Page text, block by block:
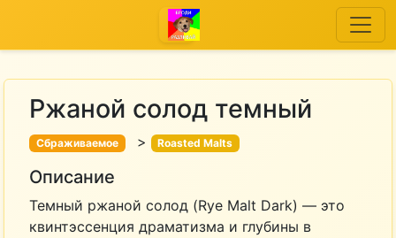
Ржаной солод темный
Сбраживаемое > Roasted Malts
Описание
Темный ржаной солод (Rye Malt Dark) — это
квинтэссенция драматизма и глубины в